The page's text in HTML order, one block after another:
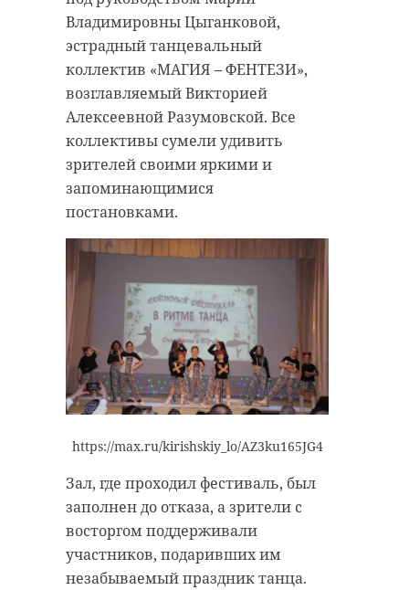
Владимировны Цыганковой,
эстрадный танцевальный
коллектив «МАГИЯ – ФЕНТЕЗИ»,
возглавляемый Викторией
Алексеевной Разумовской. Все
коллективы сумели удивить
зрителей своими яркими и
запоминающимися
постановками.
https://max.ru/kirishskiy_lo/AZ3ku165JG4
Зал, где проходил фестиваль, был
заполнен до отказа, а зрители с
восторгом поддерживали
участников, подаривших им
незабываемый праздник танца.
колпино петербург
Поделиться статьей: